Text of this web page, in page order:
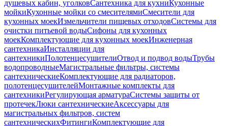
душевых кабин, уголковСантехника для кухниКухонные
мойкиКухонные мойки со смесителямиСмесители для
кухонных моекИзмельчители пищевых отходовСистемы для
очистки питьевой водыСифоны для кухонных
моекКомплектующие для кухонных моекИнженерная
сантехникаИнсталляции для
сантехникиПолотенцесушителиОтвод и подвод водыТрубы
водопроводныеМагистральные фильтры, системы
сантехническиеКомплектующие для радиаторов,
полотенцесушителейМонтажные комплекты для
сантехникиРегулирующая арматураСистемы защиты от
протечекЛюки сантехническиеАксессуары для
магистральных фильтров, систем
сантехническихФитингиКомплектующие для